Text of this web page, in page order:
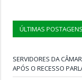
ÚLTIMAS POSTAGENS
SERVIDORES DA
APÓS O RECESSO